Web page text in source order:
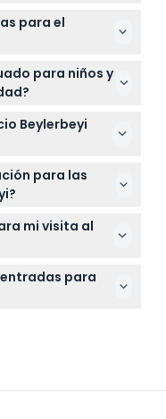
de martes a
y cierra los lunes.
(sujeto a
momento de
para el
para el
de este sitio
y elegir la fecha
para niños y
lo que lo hace
y adultos
Beylerbeyi
que abandone
su visita
para las
ni pueden ser
seleccionar la
en línea.
mi visita al
y su entrada
para escanear al
entradas para
favor confirme al